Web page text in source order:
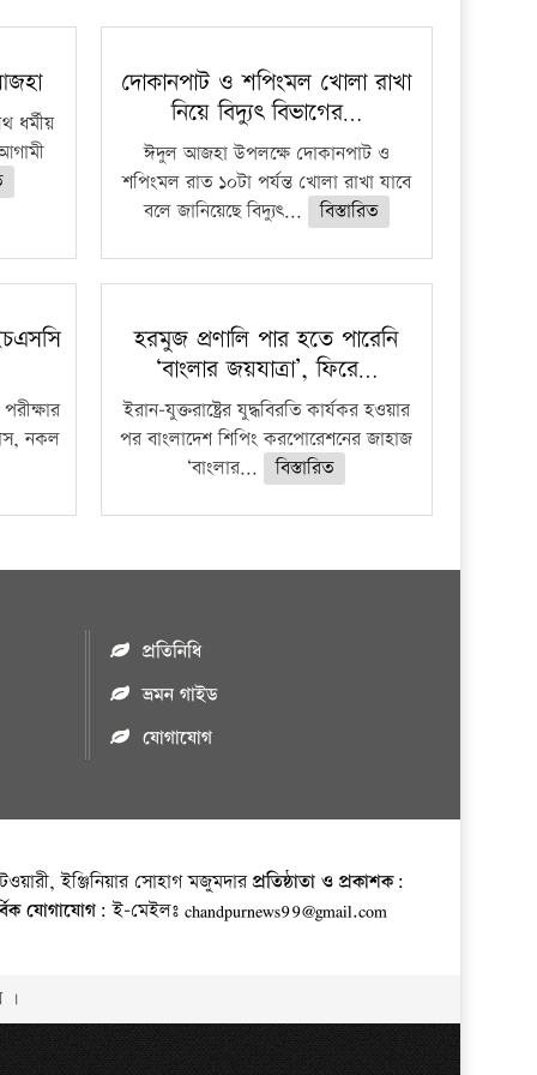
দোকানপাট ও শপিংমল খোলা রাখা
নিয়ে বিদ্যুৎ বিভাগের…
ঈদুল আজহা উপলক্ষে দোকানপাট ও
শপিংমল রাত ১০টা পর্যন্ত খোলা রাখা যাবে
বলে জানিয়েছে বিদ্যুৎ...
বিস্তারিত
নকল
হরমুজ প্রণালি পার হতে পারেনি
‘বাংলার জয়যাত্রা’, ফিরে…
ইরান-যুক্তরাষ্ট্রের যুদ্ধবিরতি কার্যকর হওয়ার
পর বাংলাদেশ শিপিং করপোরেশনের জাহাজ
‘বাংলার...
বিস্তারিত
প্রতিনিধি
ভ্রমন গাইড
যোগাযোগ
ইঞ্জিনিয়ার সোহাগ মজুমদারপ্রতিষ্ঠাতা ও প্রকাশক:
যোগাযোগ: ই-মেইলঃ chandpurnews99@gmail.com
।